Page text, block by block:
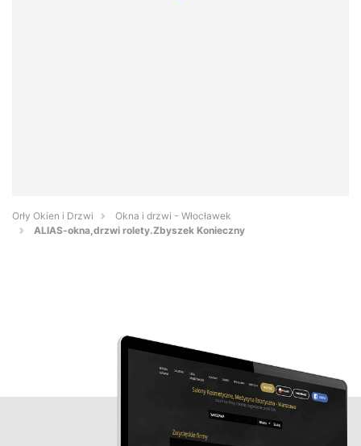
Orły Okien i Drzwi
Okna i drzwi - Włocławek
ALIAS-okna,drzwi rolety.Zbyszek Konieczny